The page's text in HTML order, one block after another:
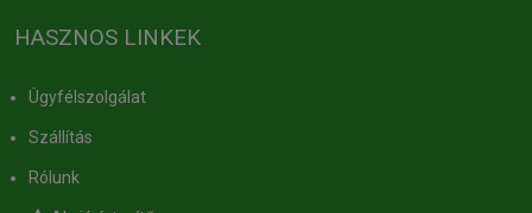
HASZNOS LINKEK
Ügyfélszolgálat
Szállítás
Rólunk